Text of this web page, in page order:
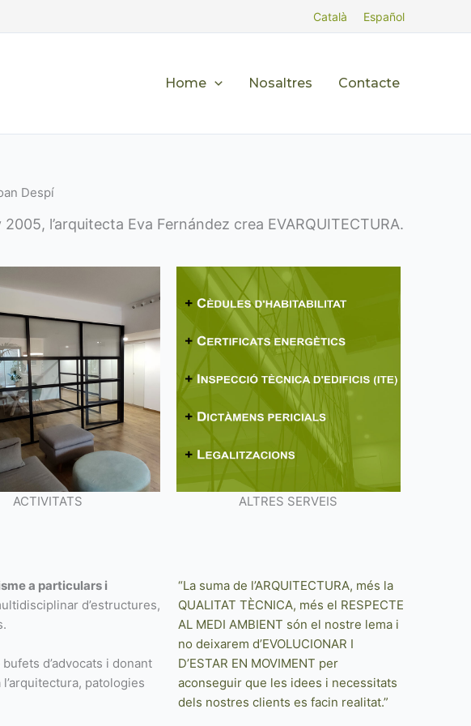
Català Español
Home Nosaltres Contacte
Despí
l’arquitecta Eva Fernández crea EVARQUITECTURA.
ACTIVITATS ALTRES SERVEIS
a particulars i
d’estructures,
d’advocats i donant
patologies
“La suma de l’ARQUITECTURA, més la
QUALITAT TÈCNICA, més el RESPECTE
AL MEDI AMBIENT són el nostre lema i
no deixarem d’EVOLUCIONAR I
D’ESTAR EN MOVIMENT per
aconseguir que les idees i necessitats
dels nostres clients es facin realitat.”